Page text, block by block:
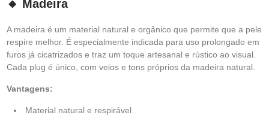
🔸 Madeira
A madeira é um material natural e orgânico que permite que a pele
respire melhor. É especialmente indicada para uso prolongado em
furos já cicatrizados e traz um toque artesanal e rústico ao visual.
Cada plug é único, com veios e tons próprios da madeira natural.
Vantagens:
Material natural e respirável